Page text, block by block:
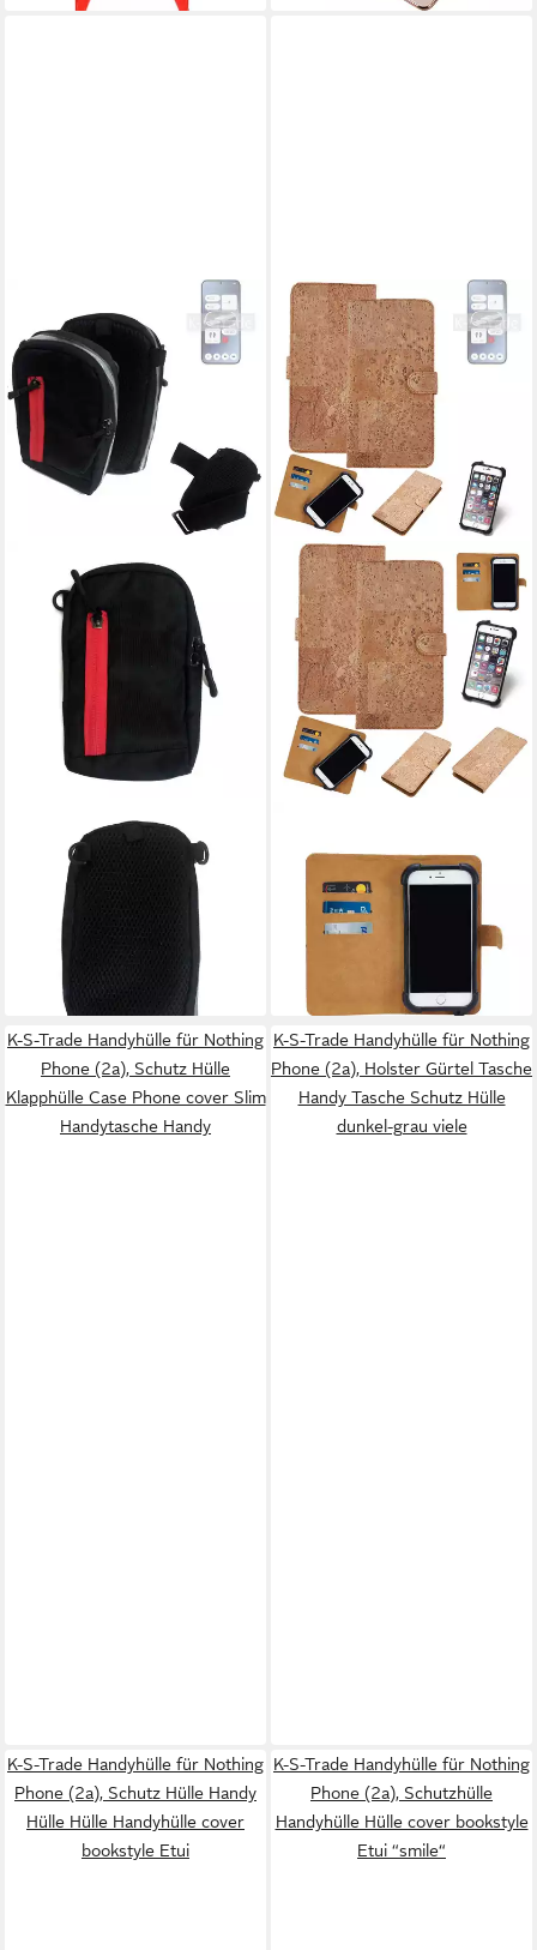
K-S-TRADE
Handyhülle für Nothing Phone
(2a), Outdoor Gürteltasche
Holster Umhängetasche
schwarz Handy Tasche
23,99 €
lieferbar - in 4-5 Werktagen bei dir
Handyhülle für Nothing Phone
(2a), Hülle - Kork Handyhülle
Cover - Schutzhülle TPU Case
Bumper in
lieferbar - in 4-5 Werktagen bei dir
K-S-Trade Handyhülle für Nothing
Phone (2a), Schutz Hülle
Klapphülle Case Phone cover Slim
Handytasche Handy
K-S-Trade Handyhülle für Nothing
Phone (2a), Holster Gürtel Tasche
Handy Tasche Schutz Hülle
dunkel-grau viele
K-S-Trade Handyhülle für Nothing
Phone (2a), Schutz Hülle Handy
Hülle Hülle Handyhülle cover
bookstyle Etui
K-S-Trade Handyhülle für Nothing
Phone (2a), Schutzhülle
Handyhülle Hülle cover bookstyle
Etui “smile“